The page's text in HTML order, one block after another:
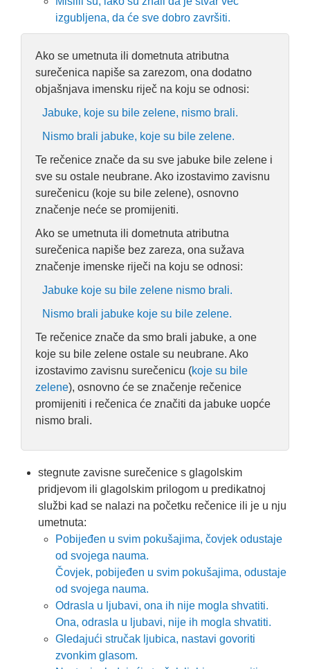
izgubljena, da će sve dobro završiti.
Ako se umetnuta ili dometnuta atributna
surečenica napiše sa zarezom, ona dodatno
objašnjava imensku riječ na koju se odnosi:
Jabuke, koje su bile zelene, nismo brali.
Nismo brali jabuke, koje su bile zelene.
Te rečenice znače da su sve jabuke bile zelene i
sve su ostale neubrane. Ako izostavimo zavisnu
surečenicu (koje su bile zelene), osnovno
značenje neće se promijeniti.
Ako se umetnuta ili dometnuta atributna
surečenica napiše bez zareza, ona sužava
značenje imenske riječi na koju se odnosi:
Jabuke koje su bile zelene nismo brali.
Nismo brali jabuke koje su bile zelene.
Te rečenice znače da smo brali jabuke, a one
koje su bile zelene ostale su neubrane. Ako
izostavimo zavisnu surečenicu (koje su bile
zelene), osnovno će se značenje rečenice
promijeniti i rečenica će značiti da jabuke uopće
nismo brali.
stegnute zavisne surečenice s glagolskim
pridjevom ili glagolskim prilogom u predikatnoj
službi kad se nalazi na početku rečenice ili je u nju
umetnuta:
Pobijeđen u svim pokušajima, čovjek odustaje
od svojega nauma.
Čovjek, pobijeđen u svim pokušajima, odustaje
od svojega nauma.
Odrasla u ljubavi, ona ih nije mogla shvatiti.
Ona, odrasla u ljubavi, nije ih mogla shvatiti.
Gledajući stručak ljubica, nastavi govoriti
zvonkim glasom.